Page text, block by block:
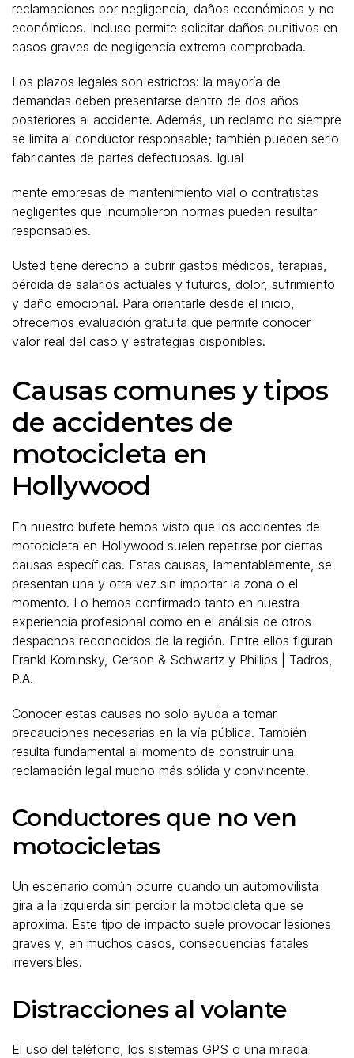
reclamaciones por negligencia, daños económicos y no
económicos. Incluso permite solicitar daños punitivos en
casos graves de negligencia extrema comprobada.
Los plazos legales son estrictos: la mayoría de
demandas deben presentarse dentro de dos años
posteriores al accidente. Además, un reclamo no siempre
se limita al conductor responsable; también pueden serlo
fabricantes de partes defectuosas. Igual
mente empresas de mantenimiento vial o contratistas
negligentes que incumplieron normas pueden resultar
responsables.
Usted tiene derecho a cubrir gastos médicos, terapias,
pérdida de salarios actuales y futuros, dolor, sufrimiento
y daño emocional. Para orientarle desde el inicio,
ofrecemos evaluación gratuita que permite conocer
valor real del caso y estrategias disponibles.
Causas comunes y tipos
de accidentes de
motocicleta en
Hollywood
En nuestro bufete hemos visto que los accidentes de
motocicleta en Hollywood suelen repetirse por ciertas
causas específicas. Estas causas, lamentablemente, se
presentan una y otra vez sin importar la zona o el
momento. Lo hemos confirmado tanto en nuestra
experiencia profesional como en el análisis de otros
despachos reconocidos de la región. Entre ellos figuran
Frankl Kominsky, Gerson & Schwartz y Phillips | Tadros,
P.A.
Conocer estas causas no solo ayuda a tomar
precauciones necesarias en la vía pública. También
resulta fundamental al momento de construir una
reclamación legal mucho más sólida y convincente.
Conductores que no ven
motocicletas
Un escenario común ocurre cuando un automovilista
gira a la izquierda sin percibir la motocicleta que se
aproxima. Este tipo de impacto suele provocar lesiones
graves y, en muchos casos, consecuencias fatales
irreversibles.
Distracciones al volante
El uso del teléfono, los sistemas GPS o una mirada